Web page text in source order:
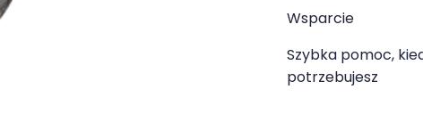
Wsparcie
Szybka pomoc,
potrzebujesz